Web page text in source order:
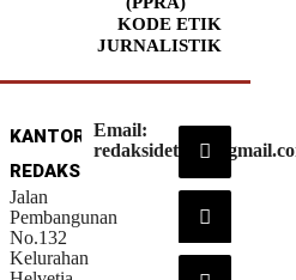
KODE ETIK
JURNALISTIK
KANTOR
REDAKSI
Jalan
Pembangunan
No.132
Kelurahan
Email: